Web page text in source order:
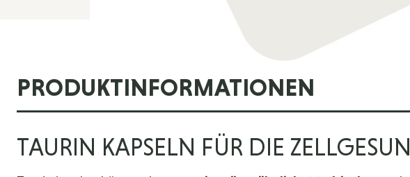
PRODUKTINFORMATIONEN
TAURIN KAPSELN FÜR DIE